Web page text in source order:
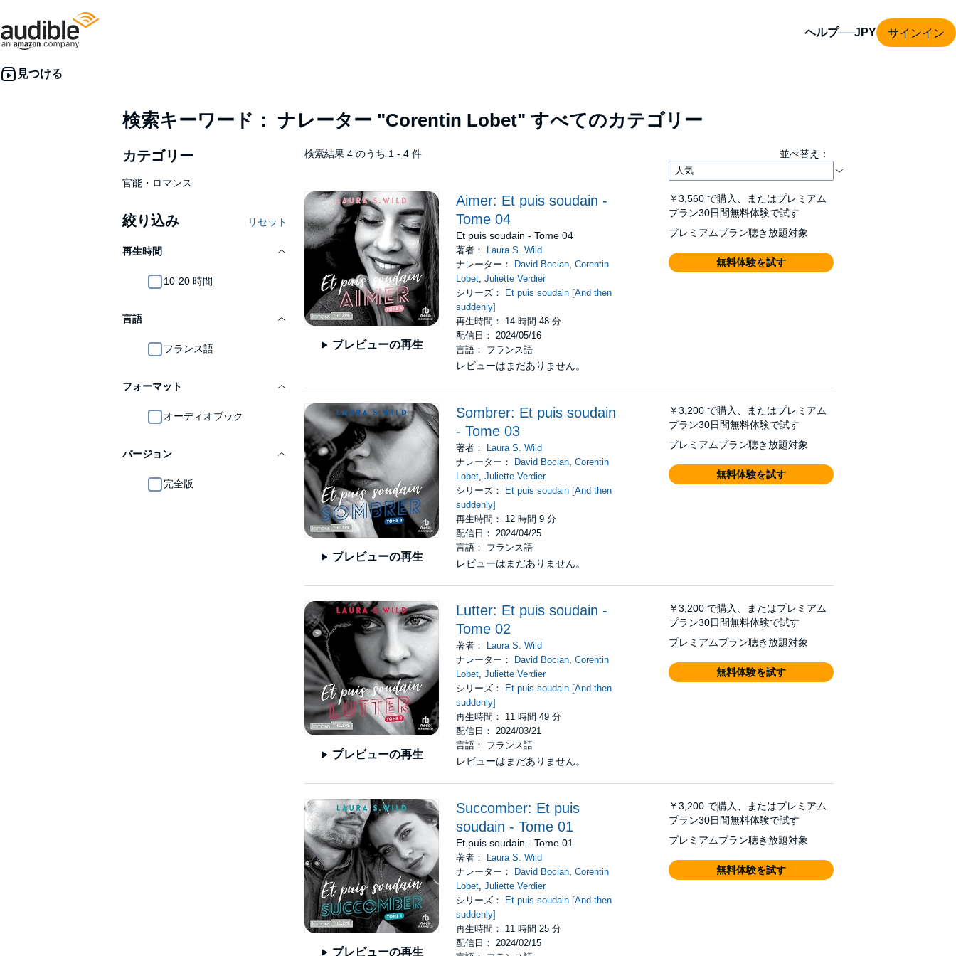
ヘルプ サインイン
検索キーワード： ナレーター "Corentin Lobet" すべてのカテゴリー
カテゴリー
官能・ロマンス
絞り込み リセット
再生時間
10-20 時間
言語
フランス語
フォーマット
オーディオブック
バージョン
完全版
検索結果 4 のうち 1 - 4 件 並べ替え：
プレビューの再生
Aimer: Et puis soudain -
Tome 04
Et puis soudain - Tome 04
著者：
Laura S. Wild
ナレーター：
David Bocian,Corentin
Lobet,Juliette Verdier
シリーズ：
Et puis soudain [And then
suddenly]
再生時間： 14 時間 48 分
配信日： 2024/05/16
言語： フランス語
レビューはまだありません。
￥3,560 で購入、またはプレミアム
プラン30日間無料体験で試す
プレミアムプラン聴き放題対象
無料体験を試す
プレビューの再生
Sombrer: Et puis soudain
- Tome 03
著者：
Laura S. Wild
ナレーター：
David Bocian,Corentin
Lobet,Juliette Verdier
シリーズ：
Et puis soudain [And then
suddenly]
再生時間： 12 時間 9 分
配信日： 2024/04/25
言語： フランス語
レビューはまだありません。
￥3,200 で購入、またはプレミアム
プラン30日間無料体験で試す
プレミアムプラン聴き放題対象
無料体験を試す
プレビューの再生
Lutter: Et puis soudain -
Tome 02
著者：
Laura S. Wild
ナレーター：
David Bocian,Corentin
Lobet,Juliette Verdier
シリーズ：
Et puis soudain [And then
suddenly]
再生時間： 11 時間 49 分
配信日： 2024/03/21
言語： フランス語
レビューはまだありません。
￥3,200 で購入、またはプレミアム
プラン30日間無料体験で試す
プレミアムプラン聴き放題対象
無料体験を試す
プレビューの再生
Succomber: Et puis
soudain - Tome 01
Et puis soudain - Tome 01
著者：
Laura S. Wild
ナレーター：
David Bocian,Corentin
Lobet,Juliette Verdier
シリーズ：
Et puis soudain [And then
suddenly]
再生時間： 11 時間 25 分
配信日： 2024/02/15
￥3,200 で購入、またはプレミアム
プラン30日間無料体験で試す
プレミアムプラン聴き放題対象
無料体験を試す